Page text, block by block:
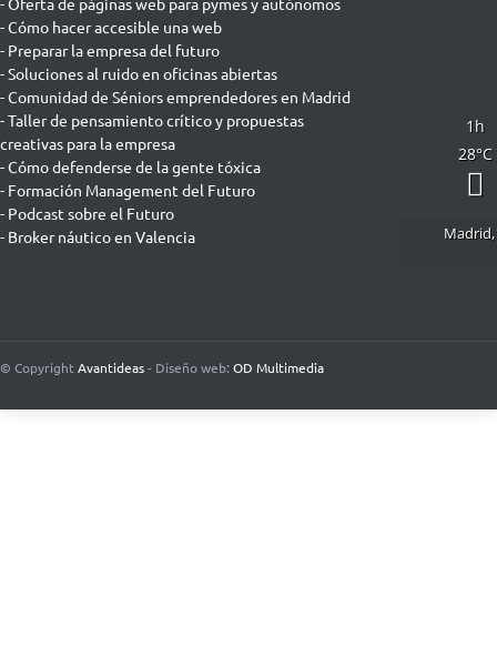
- Cómo hacer accesible una web
- Preparar la empresa del futuro
- Soluciones al ruido en oficinas abiertas
- Comunidad de Séniors emprendedores en Madrid
- Taller de pensamiento crítico y propuestas
creativas para la empresa
- Cómo defenderse de la gente tóxica
- Formación Management del Futuro
- Podcast sobre el Futuro
- Broker náutico en Valencia
1h
28°C
Madrid,
© CopyrightAvantideas- Diseño web: OD Multimedia